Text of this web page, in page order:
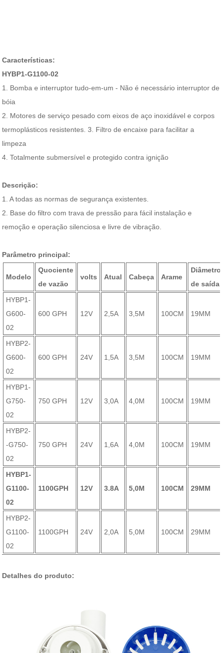
Características:
HYBP1-G1100-02
1. Bomba e interruptor tudo-em-um - Não é necessário interruptor de
bóia
2. Motores de serviço pesado com eixos de aço inoxidável e corpos
termoplásticos resistentes. 3. Filtro de encaixe para facilitar a
limpeza
4. Totalmente submersível e protegido contra ignição
Descrição:
1. A todas as normas de segurança existentes.
2. Base do filtro com trava de pressão para fácil instalação e
remoção e operação silenciosa e livre de vibração.
Parâmetro principal:
Modelo
Quociente
de vazão
volts Atual Cabeça Arame
Diâmetro
de saída
HYBP1-
G600-
02
600 GPH 12V 2,5A 3,5M 100CM 19MM
HYBP2-
G600-
02
600 GPH 24V 1,5A 3,5M 100CM 19MM
HYBP1-
G750-
02
750 GPH 12V 3,0A 4,0M 100CM 19MM
HYBP2-
-G750-
02
750 GPH 24V 1,6A 4,0M 100CM 19MM
HYBP1-
G1100-
02
1100GPH 12V 3.8A 5,0M 100CM 29MM
HYBP2-
G1100-
02
1100GPH 24V 2,0A 5,0M 100CM 29MM
Detalhes do produto: